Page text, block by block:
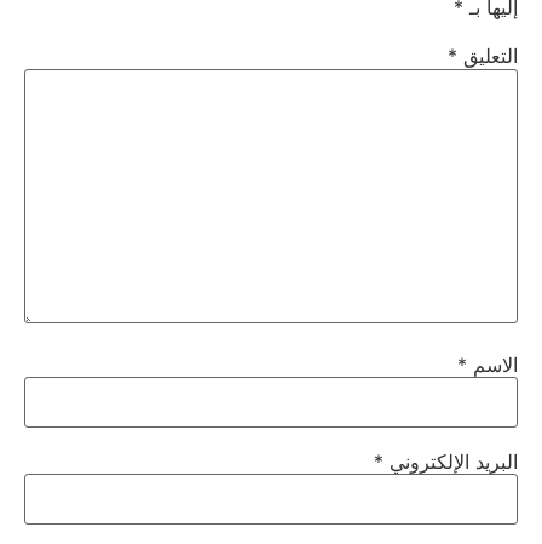
إليها بـ *
التعليق *
الاسم *
البريد الإلكتروني *